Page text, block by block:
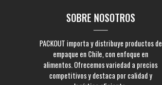
SOBRE NOSOTROS
PACKOUT importa y distribuye productos de
empaque en Chile, con enfoque en
alimentos. Ofrecemos variedad a precios
competitivos y destaca por calidad y